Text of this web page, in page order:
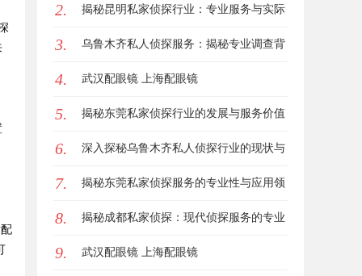
查力量
2. 揭秘昆明私家侦探行业：专业服务与实际
案例分析
3. 乌鲁木齐私人侦探服务：揭秘专业调查背
后的故事与应用
4. 武汉配眼镜 上海配眼镜
5. 揭秘东莞私家侦探行业的发展与服务价值
6. 深入探秘乌鲁木齐私人侦探行业的现状与
未来发展趋势
7. 揭秘东莞私家侦探服务的专业性与应用领
域详解
8. 揭秘成都私家侦探：现代侦探服务的专业
选择与行业前景
9. 武汉配眼镜 上海配眼镜